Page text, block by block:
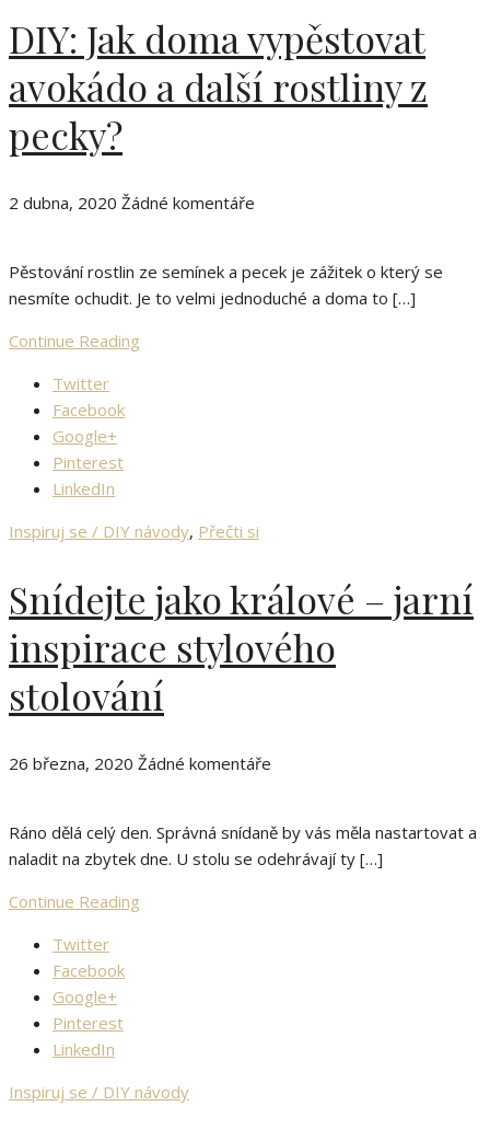
DIY: Jak doma vypěstovat
avokádo a další rostliny z
pecky?
2 dubna, 2020 Žádné komentáře
Pěstování rostlin ze semínek a pecek je zážitek o který se
nesmíte ochudit. Je to velmi jednoduché a doma to […]
Continue Reading
Twitter
Facebook
Google+
Pinterest
LinkedIn
Inspiruj se / DIY návody, Přečti si
Snídejte jako králové – jarní
inspirace stylového
stolování
26 března, 2020 Žádné komentáře
Ráno dělá celý den. Správná snídaně by vás měla nastartovat a
naladit na zbytek dne. U stolu se odehrávají ty […]
Continue Reading
Twitter
Facebook
Google+
Pinterest
LinkedIn
Inspiruj se / DIY návody